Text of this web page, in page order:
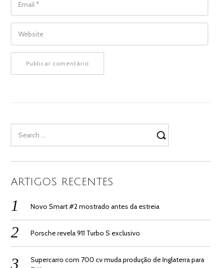
WEBSITE
for:
ARTIGOS RECENTES
Novo Smart #2 mostrado antes da estreia
Porsche revela 911 Turbo S exclusivo
Supercarro com 700 cv muda produção de Inglaterra para